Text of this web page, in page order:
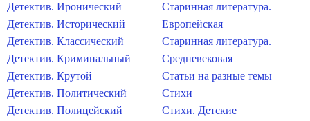
Детектив. Иронический
Детектив. Исторический
Детектив. Классический
Детектив. Криминальный
Детектив. Крутой
Детектив. Политический
Детектив. Полицейский
Старинная литература.
Европейская
Старинная литература.
Средневековая
Статьи на разные темы
Стихи
Стихи. Детские